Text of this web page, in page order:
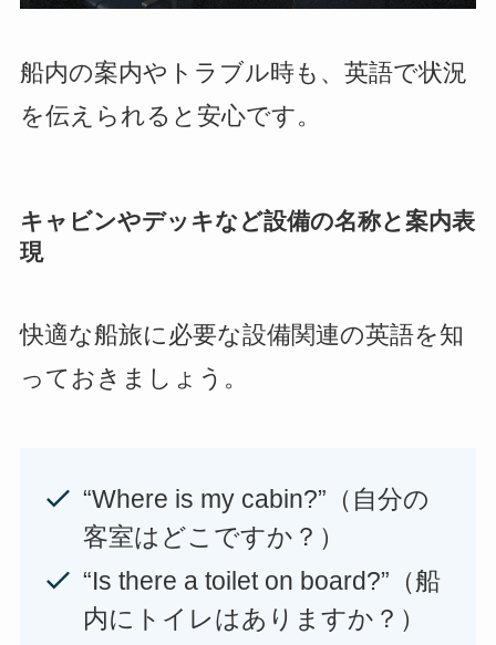
船内の案内やトラブル時も、英語で状況
を伝えられると安心です。
キャビンやデッキなど設備の名称と案内表
現
快適な船旅に必要な設備関連の英語を知
っておきましょう。
“Where is my cabin?”（自分の
客室はどこですか？）
“Is there a toilet on board?”（船
内にトイレはありますか？）